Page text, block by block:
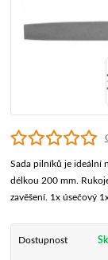
Sada pilníků je ideální
délkou 200 mm.
zavěšení. 1x úsečový
Dostupnost